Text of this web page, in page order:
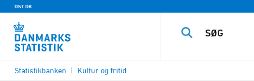
DST.DK
Statistikbanken Kultur og fritid